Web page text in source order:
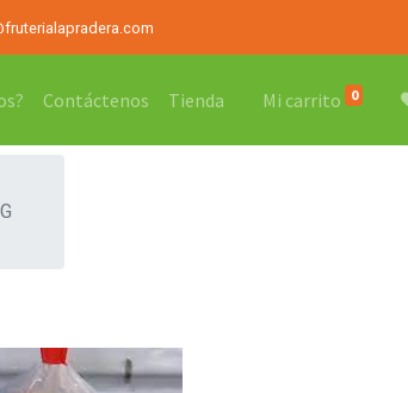
Contáctenos Tienda Mi carrito 0